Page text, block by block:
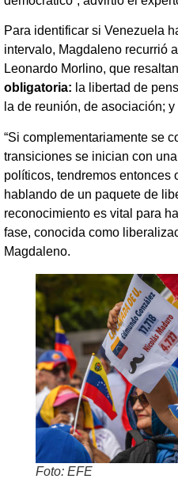
Para identificar si Venezuela
intervalo, Magdaleno recurrió
Leonardo Morlino, que
obligatoria: la libertad de
la de reunión, de asociación;
“Si complementariamente se
transiciones se inician con
políticos, tendremos entonces
hablando de un paquete de
reconocimiento es vital para
fase, conocida como
Magdaleno.
Foto: EFE